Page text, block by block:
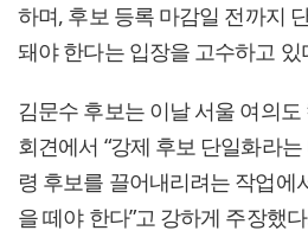
하며, 후보 등록 마감일 전까지
돼야 한다는 입장을 고수하고 있
김문수 후보는 이날 서울 여의
회견에서 “강제 후보 단일화라
령 후보를 끌어내리려는 작업에
을 떼야 한다”고 강하게 주장했